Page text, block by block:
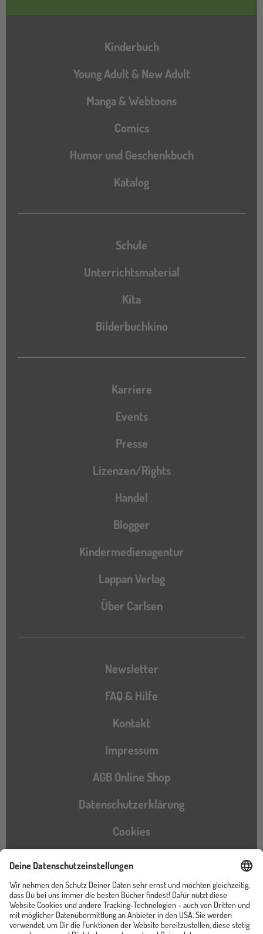
Hauptnavigation
Kinderbuch
Young Adult & New Adult
Manga & Webtoons
Comics
Humor und Geschenkbuch
Katalog
Katalog
Schule
Unterrichtsmaterial
Kita
Bilderbuchkino
Karriere
Events
Presse
Lizenzen/Rights
Handel
Blogger
Kindermedienagentur
Lappan Verlag
Über Carlsen
Newsletter
FAQ & Hilfe
Kontakt
Impressum
AGB Online Shop
Datenschutzerklärung
Cookies
Barrierefreiheitserklärung
Instagram
TikTokPinterestYouTubeFacebook